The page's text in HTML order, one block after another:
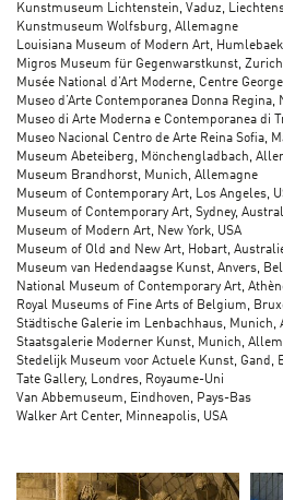
Kunstmuseum Lichtenstein, Vaduz,
Kunstmuseum Wolfsburg, Allemagne
Louisiana Museum of Modern Art,
Migros Museum für Gegenwarstkunst,
Musée National d’Art Moderne, Centre
Museo d’Arte Contemporanea Donna Regina,
Museo di Arte Moderna e Contemporanea di
Museo Nacional Centro de Arte Reina Sofia,
Museum Abeteiberg, Mönchengladbach,
Museum Brandhorst, Munich, Allemagne
Museum of Contemporary Art, Los Angeles,
Museum of Contemporary Art, Sydney,
Museum of Modern Art, New York, USA
Museum of Old and New Art, Hobart,
Museum van Hedendaagse Kunst, Anvers,
National Museum of Contemporary Art,
Royal Museums of Fine Arts of Belgium,
Städtische Galerie im Lenbachhaus, Munich,
Staatsgalerie Moderner Kunst, Munich,
Stedelijk Museum voor Actuele Kunst, Gand,
Tate Gallery, Londres, Royaume-Uni
Van Abbemuseum, Eindhoven, Pays-Bas
Walker Art Center, Minneapolis, USA